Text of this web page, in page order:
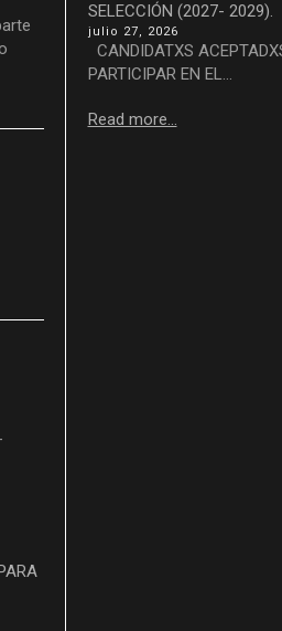
SELECCIÓN (2027- 2029).
julio 27, 2026
CANDIDATXS
PARTICIPAR EN EL...
Read more...